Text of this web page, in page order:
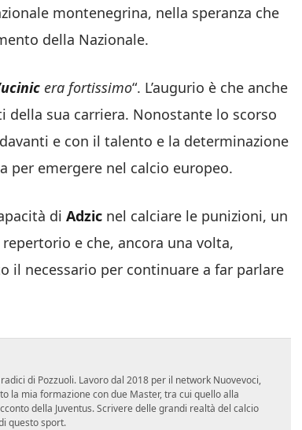
montenegrina, nella speranza che
della Nazionale.
era fortissimo“. L’augurio è che anche
della sua carriera. Nonostante lo scorso
e con il talento e la determinazione
per emergere nel calcio europeo.
di Adzic nel calciare le punizioni, un
e che, ancora una volta,
il necessario per continuare a far parlare
di Pozzuoli. Lavoro dal 2018 per il network Nuovevoci,
la mia formazione con due Master, tra cui quello alla
della Juventus. Scrivere delle grandi realtà del calcio
questo sport.